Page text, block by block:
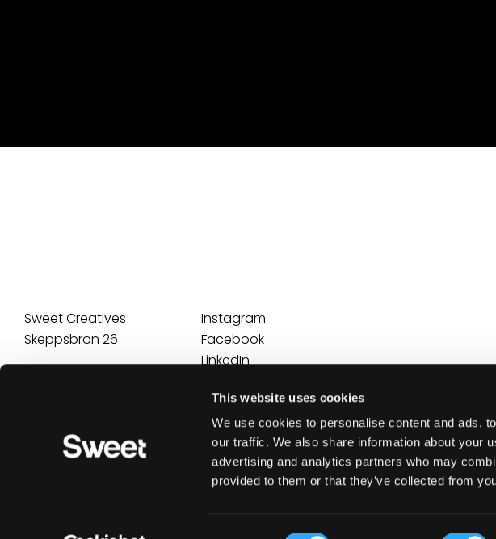
This website uses cookies
We use cookies to personalise content and ads,
our traffic. We also share information about your
advertising and analytics partners who may
provided to them or that they’ve collected from
Sweet Creatives
Skeppsbron 26
Instagram
Facebook
LinkedIn